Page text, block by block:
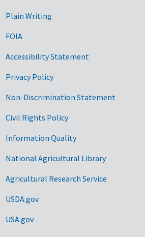
Plain Writing
FOIA
Accessibility Statement
Privacy Policy
Non-Discrimination Statement
Civil Rights Policy
Information Quality
National Agricultural Library
Agricultural Research Service
USDA.gov
USA.gov